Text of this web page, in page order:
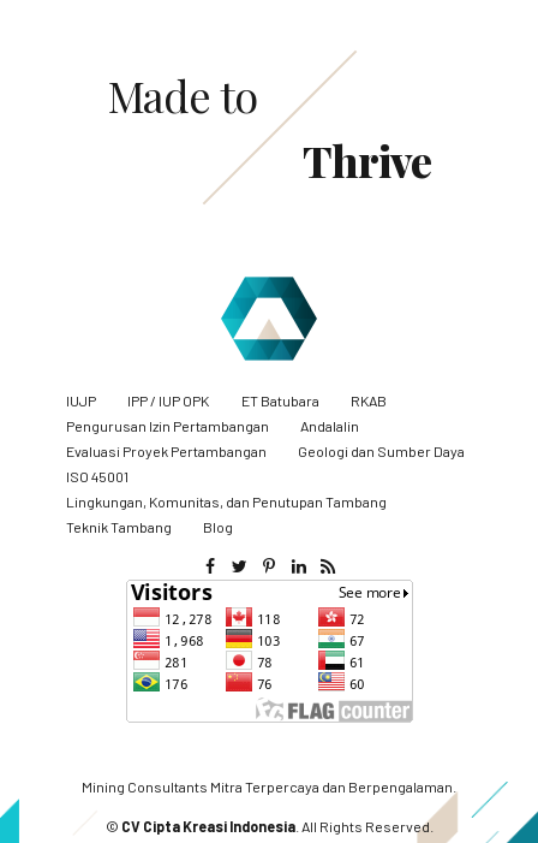
Made to
Thrive
IUJP IPP / IUP OPK ET Batubara
RKAB
Pengurusan Izin Pertambangan
Andalalin
Evaluasi Proyek Pertambangan
Geologi dan Sumber Daya
ISO 45001
Lingkungan, Komunitas, dan Penutupan Tambang
​Teknik Tambang
Blog
Mining Consultants Mitra Terpercaya dan Berpengalaman.
© CV Cipta Kreasi Indonesia. All Rights Reserved.